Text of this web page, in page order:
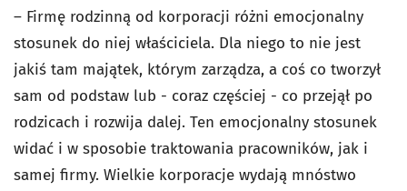
– Firmę rodzinną od korporacji różni emocjonalny
stosunek do niej właściciela. Dla niego to nie jest
jakiś tam majątek, którym zarządza, a coś co tworzył
sam od podstaw lub - coraz częściej - co przejął po
rodzicach i rozwija dalej. Ten emocjonalny stosunek
widać i w sposobie traktowania pracowników, jak i
samej firmy. Wielkie korporacje wydają mnóstwo